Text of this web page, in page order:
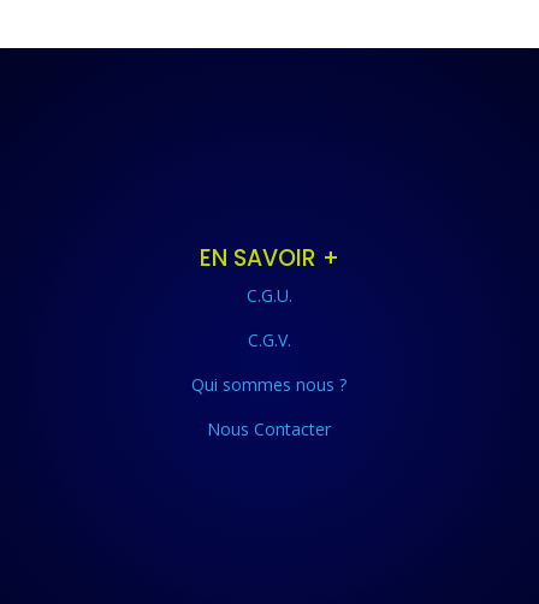
EN SAVOIR +
C.G.U.
C.G.V.
Qui sommes nous ?
Nous Contacter